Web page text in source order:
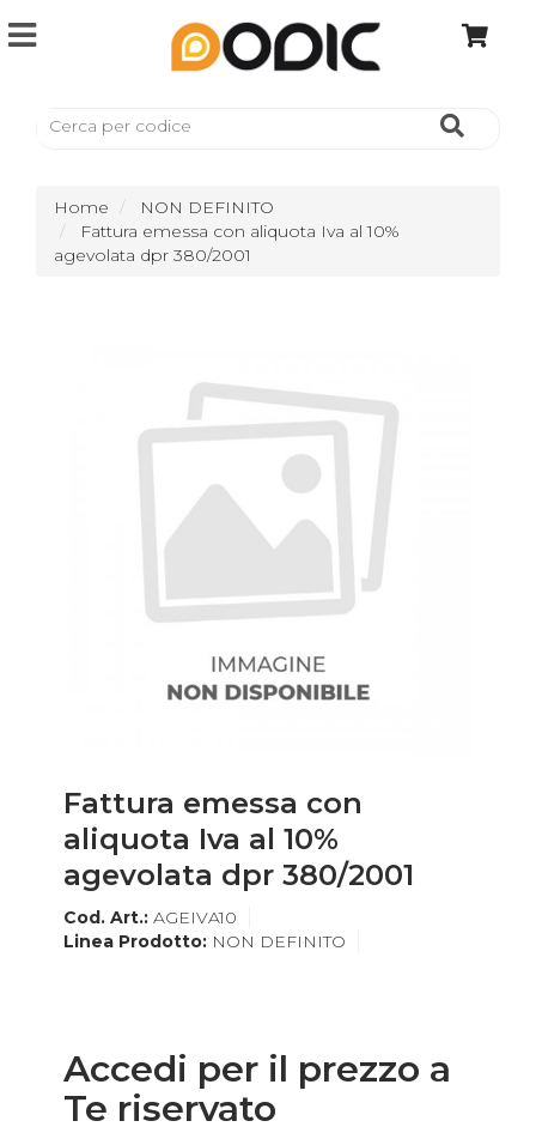
Home
NON DEFINITO
Fattura emessa con aliquota Iva al 10%
agevolata dpr 380/2001
Fattura emessa con
aliquota Iva al 10%
agevolata dpr 380/2001
Cod. Art.: AGEIVA10
Linea Prodotto: NON DEFINITO
Accedi per il prezzo a
Te riservato